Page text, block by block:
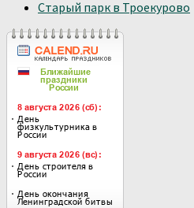
Старый парк в Троекурово